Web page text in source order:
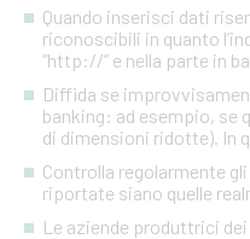
Quando inserisci dati
riconoscibili in quanto
“http://” e nella parte in
Diffida se
banking: ad esempio, se
di dimensioni ridotte). In
Controlla regolarmente
riportate siano quelle
Le aziende produttrici